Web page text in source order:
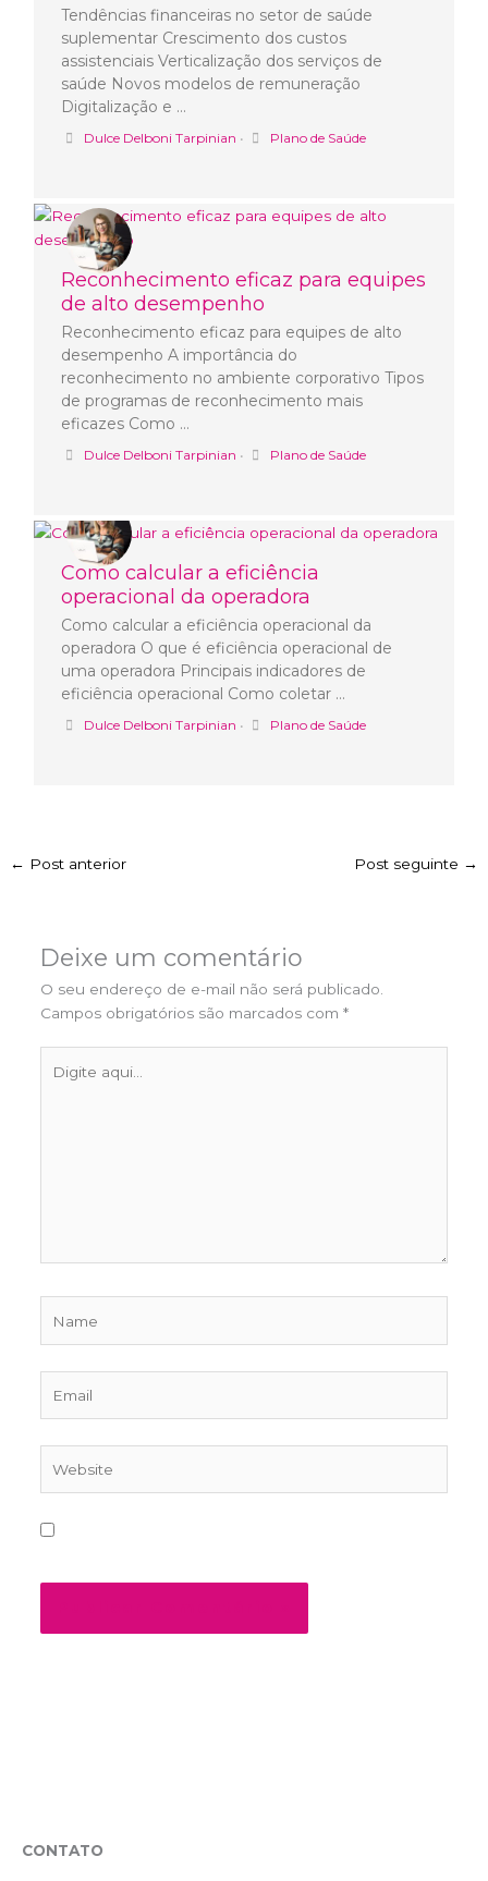
Tendências financeiras no setor de saúde
suplementar Crescimento dos custos
assistenciais Verticalização dos serviços de
saúde Novos modelos de remuneração
Digitalização e …
Dulce Delboni Tarpinian • Plano de Saúde
Reconhecimento eficaz para equipes
de alto desempenho
Reconhecimento eficaz para equipes de alto
desempenho A importância do
reconhecimento no ambiente corporativo Tipos
de programas de reconhecimento mais
eficazes Como …
Dulce Delboni Tarpinian • Plano de Saúde
Como calcular a eficiência
operacional da operadora
Como calcular a eficiência operacional da
operadora O que é eficiência operacional de
uma operadora Principais indicadores de
eficiência operacional Como coletar …
Dulce Delboni Tarpinian • Plano de Saúde
← Post anterior Post seguinte →
Deixe um comentário
O seu endereço de e-mail não será publicado.
Campos obrigatórios são marcados com *
aqui...
CONTATO